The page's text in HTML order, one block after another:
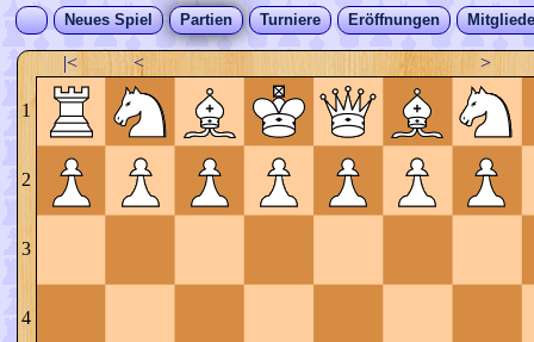
Neues Spiel Partien Turniere Eröffnungen
|< < >
1
2
3
4